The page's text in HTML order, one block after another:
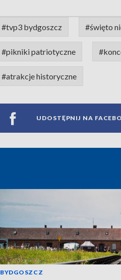
#tvp3 bydgoszcz #święto
#pikniki patriotyczne
#atrakcje historyczne
UDOSTĘPNIJ NA
BYDGOSZCZ